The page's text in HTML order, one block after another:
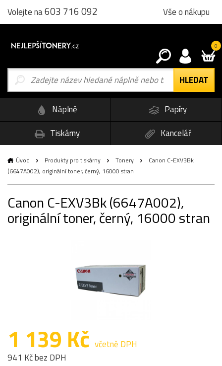
Volejte na603 716 092 Vše o nákupu
0
Náplně
Papíry
Tiskárny
Kancelář
Úvod Produkty pro tiskárny Tonery
Canon C-EXV3Bk
(6647A002), originální toner, černý, 16000 stran
Canon C-EXV3Bk (6647A002),
originální toner, černý, 16000 stran
1 139 Kč včetně DPH
941 Kč bez DPH